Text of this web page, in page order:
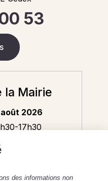
53
la Mairie
2026
17h30